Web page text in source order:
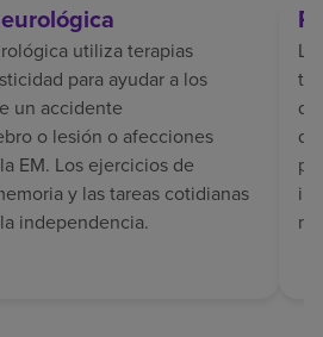
utiliza terapias
para ayudar a los
un accidente
o lesión o afecciones
EM. Los ejercicios de
y las tareas cotidianas
independencia.